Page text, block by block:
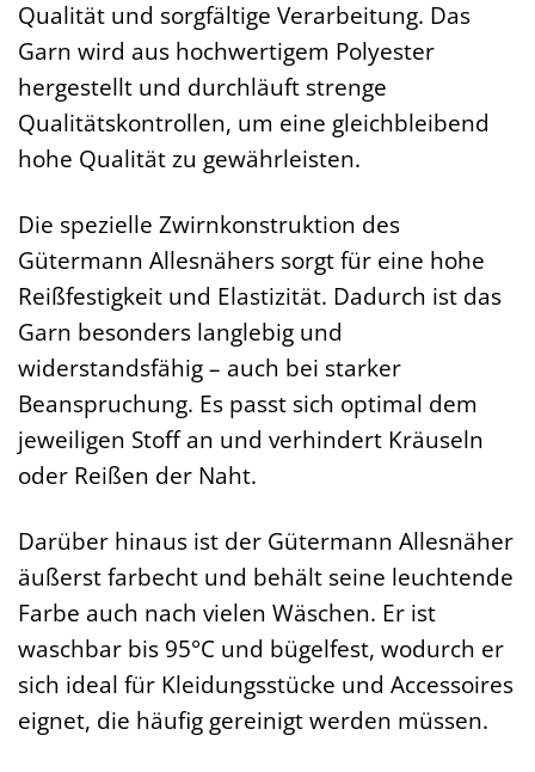
Qualität und sorgfältige Verarbeitung. Das
Garn wird aus hochwertigem Polyester
hergestellt und durchläuft strenge
Qualitätskontrollen, um eine gleichbleibend
hohe Qualität zu gewährleisten.
Die spezielle Zwirnkonstruktion des
Gütermann Allesnähers sorgt für eine hohe
Reißfestigkeit und Elastizität. Dadurch ist das
Garn besonders langlebig und
widerstandsfähig – auch bei starker
Beanspruchung. Es passt sich optimal dem
jeweiligen Stoff an und verhindert Kräuseln
oder Reißen der Naht.
Darüber hinaus ist der Gütermann Allesnäher
äußerst farbecht und behält seine leuchtende
Farbe auch nach vielen Wäschen. Er ist
waschbar bis 95°C und bügelfest, wodurch er
sich ideal für Kleidungsstücke und Accessoires
eignet, die häufig gereinigt werden müssen.